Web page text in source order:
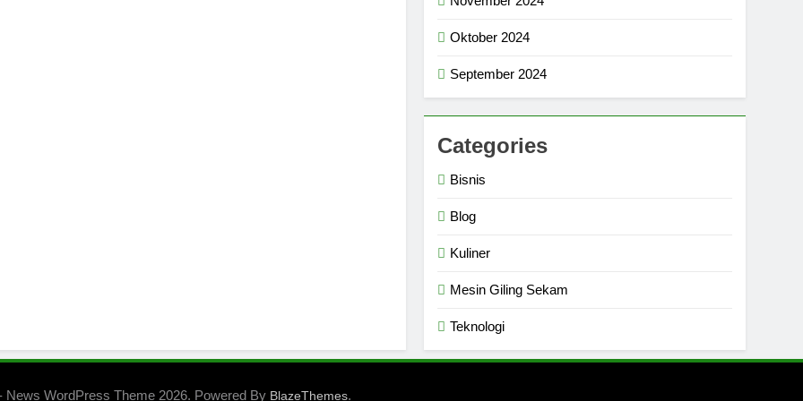
Oktober 2024
September 2024
Categories
Bisnis
Blog
Kuliner
Mesin Giling Sekam
Teknologi
News WordPress Theme 2026. Powered By BlazeThemes.